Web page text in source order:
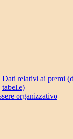
Dati relativi ai premi
tabelle)
organizzativo